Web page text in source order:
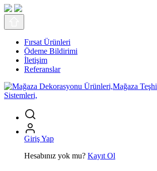
Fırsat Ürünleri
Ödeme Bildirimi
İletişim
Referanslar
Giriş Yap
Hesabınız yok mu? Kayıt Ol